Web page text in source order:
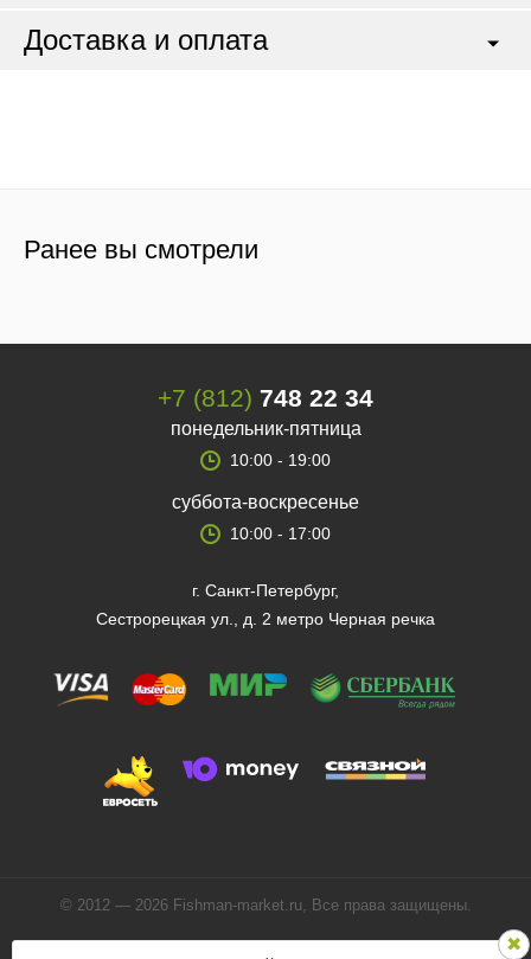
Доставка и оплата
Ранее вы смотрели
+7 (812) 748 22 34
понедельник-пятница
10:00 - 19:00
суббота-воскресенье
10:00 - 17:00
г. Санкт-Петербург,
Сестрорецкая ул., д. 2 метро Черная речка
© 2012 — 2026 Fishman-market.ru, Все права защищены.